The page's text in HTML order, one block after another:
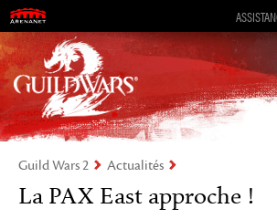
Visions of Eternity
Guild
Guild Wars 2 Actualités
La PAX East approche !